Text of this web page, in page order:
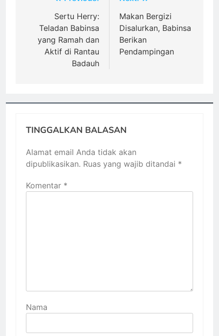
Sertu Herry:
Teladan Babinsa
yang Ramah dan
Aktif di Rantau
Badauh
Makan Bergizi
Disalurkan, Babinsa
Berikan
Pendampingan
TINGGALKAN BALASAN
Alamat email Anda tidak akan
dipublikasikan. Ruas yang wajib ditandai *
Komentar *
Nama